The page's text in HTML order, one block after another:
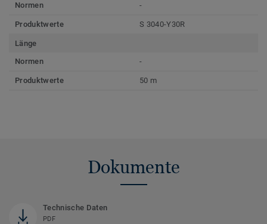
Normen
-
Produktwerte S 3040-Y30R
Länge
Normen
-
Produktwerte 50 m
Dokumente
Technische Daten
PDF